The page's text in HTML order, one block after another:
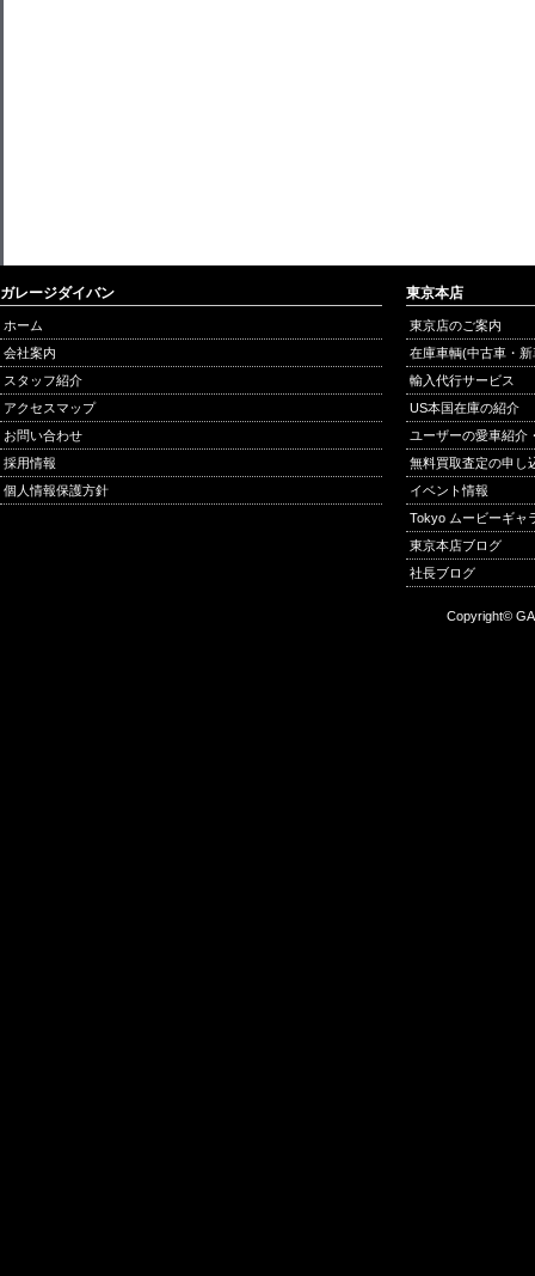
ガレージダイバン
ホーム
会社案内
スタッフ紹介
アクセスマップ
お問い合わせ
採用情報
個人情報保護方針
東京本店
東京店のご案内
在庫車輌(中古車・
輸入代行サービス
US本国在庫の紹介
ユーザーの愛車紹介
無料買取査定の申し
イベント情報
Tokyo ムービーギャ
東京本店ブログ
社長ブログ
Copyright©